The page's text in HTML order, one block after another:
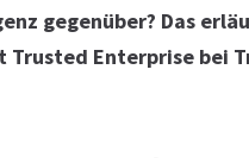
gegenüber? Das
Trusted Enterprise bei